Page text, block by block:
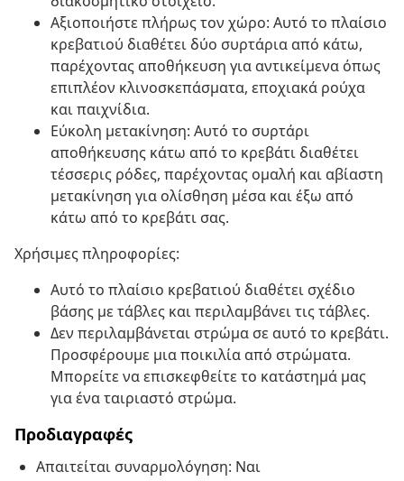
Αξιοποιήστε πλήρως τον χώρο: Αυτό το πλαίσιο
κρεβατιού διαθέτει δύο συρτάρια από κάτω,
παρέχοντας αποθήκευση για αντικείμενα όπως
επιπλέον κλινοσκεπάσματα, εποχιακά ρούχα
και παιχνίδια.
Εύκολη μετακίνηση: Αυτό το συρτάρι
αποθήκευσης κάτω από το κρεβάτι διαθέτει
τέσσερις ρόδες, παρέχοντας ομαλή και αβίαστη
μετακίνηση για ολίσθηση μέσα και έξω από
κάτω από το κρεβάτι σας.
Χρήσιμες πληροφορίες:
Αυτό το πλαίσιο κρεβατιού διαθέτει σχέδιο
βάσης με τάβλες και περιλαμβάνει τις τάβλες.
Δεν περιλαμβάνεται στρώμα σε αυτό το κρεβάτι.
Προσφέρουμε μια ποικιλία από στρώματα.
Μπορείτε να επισκεφθείτε το κατάστημά μας
για ένα ταιριαστό στρώμα.
Προδιαγραφές
Απαιτείται συναρμολόγηση: Ναι